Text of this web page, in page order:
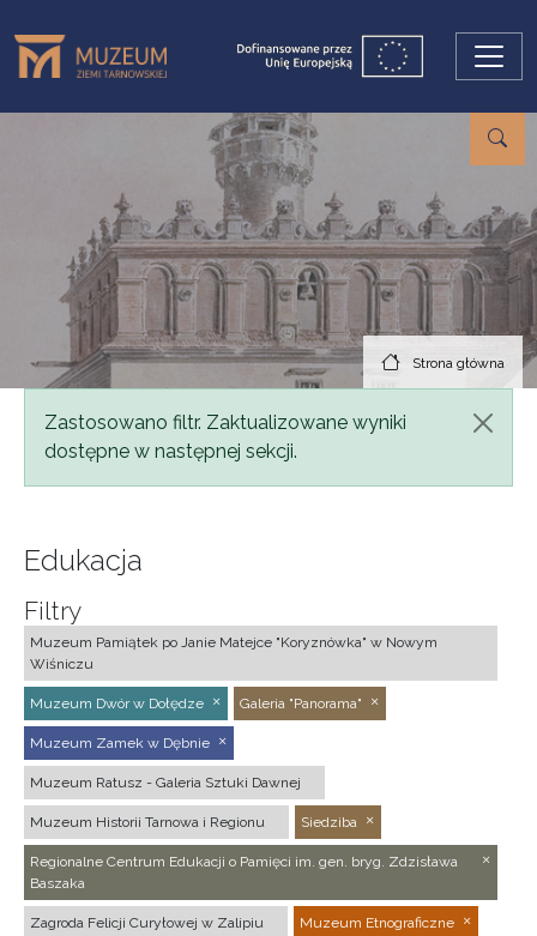
Strona główna
Komunikat
Zastosowano filtr. Zaktualizowane wyniki
dostępne w następnej sekcji.
Edukacja
Filtry
Muzeum Pamiątek po Janie Matejce "Koryznówka" w Nowym
Wiśniczu
Muzeum Dwór w Dołędze Galeria "Panorama"
Muzeum Zamek w Dębnie
Muzeum Ratusz - Galeria Sztuki Dawnej
Muzeum Historii Tarnowa i Regionu Siedziba
Regionalne Centrum Edukacji o Pamięci im. gen. bryg. Zdzisława
Baszaka
Zagroda Felicji Curyłowej w Zalipiu Muzeum Etnograficzne